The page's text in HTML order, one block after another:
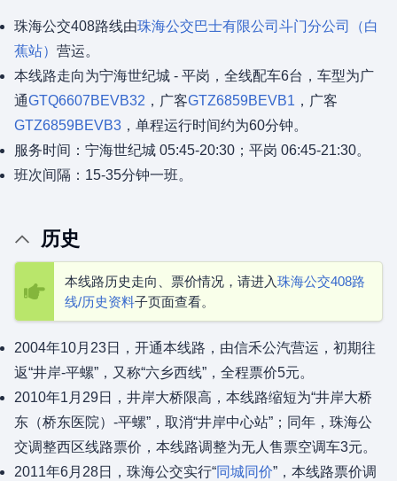
珠海公交408路线由珠海公交巴士有限公司 斗门分公司（白
蕉站） 营运。
本线路走向为宁海世纪城 - 平岗，全线配车6台，车型为广
通GTQ6607BEVB32 ，广客GTZ6859BEVB1 ，广客
GTZ6859BEVB3 ，单程运行时间约为60分钟。
服务时间：宁海世纪城 05:45-20:30；平岗 06:45-21:30。
班次间隔：15-35分钟一班。
历史
本线路历史走向、票价情况，请进入珠海公交408路
线/历史资料子页面查看。
2004年10月23日，开通本线路，由信禾公汽营运，初期往
返“井岸-平螺”，又称“六乡西线”，全程票价5元。
2010年1月29日，井岸大桥限高，本线路缩短为“井岸大桥
东（桥东医院）-平螺”，取消“井岸中心站”；同年，珠海公
交调整西区线路票价，本线路调整为无人售票空调车3元。
2011年6月28日，珠海公交实行“同城同价”，本线路票价调